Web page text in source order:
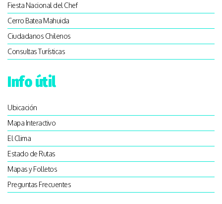
Fiesta Nacional del Chef
Cerro Batea Mahuida
Ciudadanos Chilenos
Consultas Turísticas
Info útil
Ubicación
Mapa Interactivo
El Clima
Estado de Rutas
Mapas y Folletos
Preguntas Frecuentes